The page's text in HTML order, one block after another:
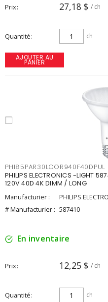
Prix 27,18 $ / ch
Quantité ch
AJOUTER AU
PANIER
PHI85PAR30LCOR940F40DPUL
PHILIPS ELECTRONICS -LIGHT
120V 40D 4K DIMM / LONG
Manufacturier :
PHILIPS
# Manufacturier : 587410
En inventaire
Prix 12,25 $ / ch
Quantité ch